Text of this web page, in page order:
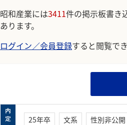
昭和産業には3411件の掲示板書き
あります。
ログイン／会員登録すると閲覧でき
25年卒 文系
性別非公開